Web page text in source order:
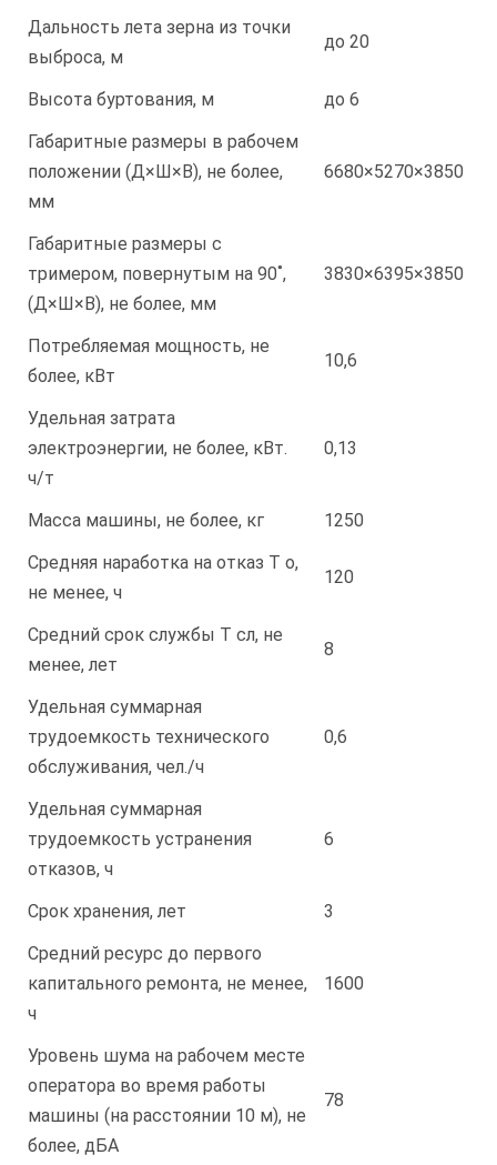
Дальность лета зерна из точки
выброса, м
до 20
Высота буртования, м
до 6
Габаритные размеры в рабочем
положении (Д×Ш×В), не более,
мм
6680×5270×3850
Габаритные размеры с
тримером, повернутым на 90˚,
(Д×Ш×В), не более, мм
3830×6395×3850
Потребляемая мощность, не
более, кВт
10,6
Удельная затрата
электроэнергии, не более, кВт.
ч/т
0,13
Масса машины, не более, кг
1250
Средняя наработка на отказ T o,
не менее, ч
120
Средний срок службы T сл, не
менее, лет
8
Удельная суммарная
трудоемкость технического
обслуживания, чел./ч
0,6
Удельная суммарная
трудоемкость устранения
отказов, ч
6
Срок хранения, лет
3
Средний ресурс до первого
капитального ремонта, не менее,
ч
1600
Уровень шума на рабочем месте
оператора во время работы
машины (на расстоянии 10 м), не
более, дБА
78